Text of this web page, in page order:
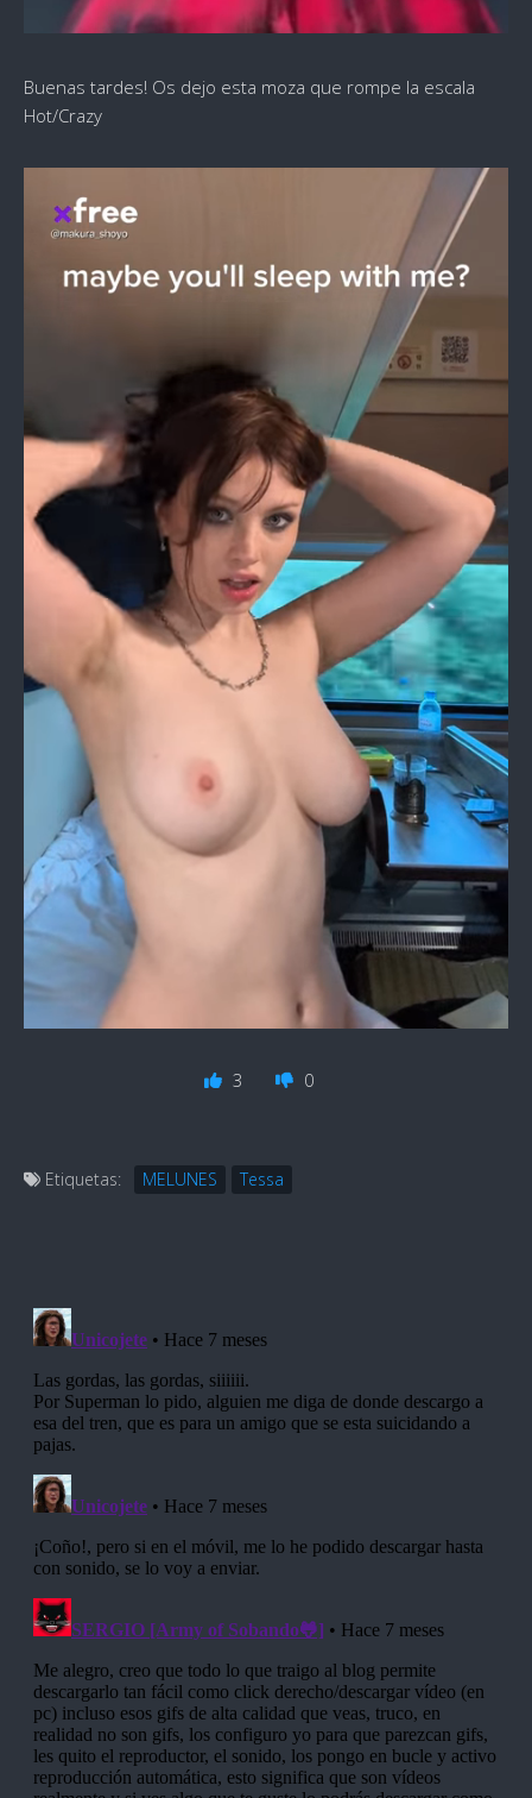
Buenas tardes! Os dejo esta moza que rompe la escala
Hot/Crazy
3 0
Etiquetas: MELUNES Tessa